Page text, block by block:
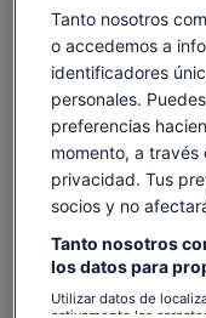
Número
1 adulto
lun., 10 ago.
24 €
precio
es
de
24 €
incluye tasas e impuestos
por adulto
Es posible
traducido
Ver texto
Opinar sobre
Tanto nosotros
o accedemos a
identificadores
personales.
preferencias
momento, a
privacidad. Tus
socios y no
Tanto nosotros
los datos para
Utilizar datos de